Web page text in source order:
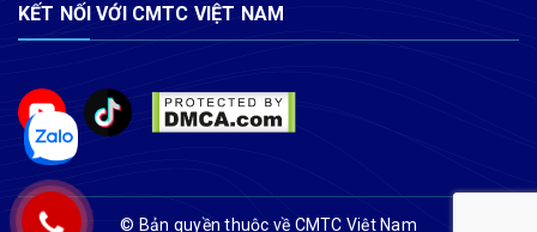
KẾT NỐI VỚI CMTC VIỆT NAM
© Bản quyền thuộc về CMTC Việt Nam